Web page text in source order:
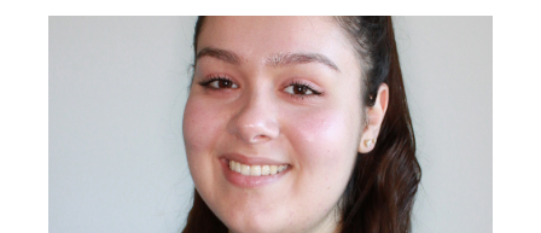
Elternzeit – Zahnmedizinische Fachangestellte